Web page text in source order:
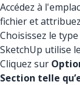
Accédez à
fichier et
Choisissez le
SketchUp utilise
Cliquez sur
Section telle